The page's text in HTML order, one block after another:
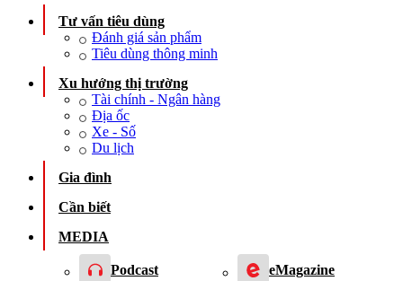
Tư vấn tiêu dùng
Đánh giá sản phẩm
Tiêu dùng thông minh
Xu hướng thị trường
Tài chính - Ngân hàng
Địa ốc
Xe - Số
Du lịch
Gia đình
Cần biết
MEDIA
Podcast eMagazine